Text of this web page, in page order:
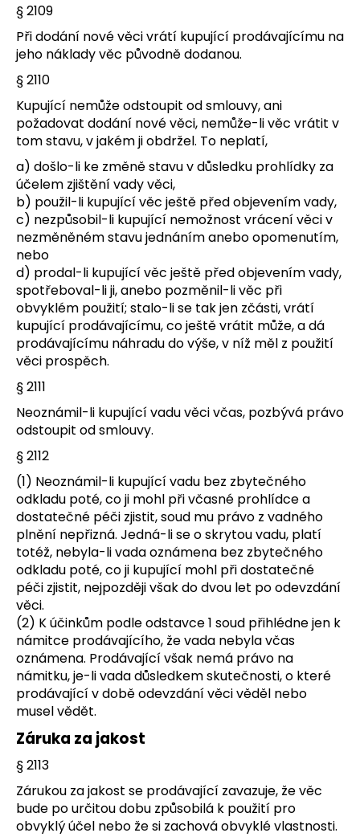
§ 2109
Při dodání nové věci vrátí kupující prodávajícímu na
jeho náklady věc původně dodanou.
§ 2110
Kupující nemůže odstoupit od smlouvy, ani
požadovat dodání nové věci, nemůže-li věc vrátit v
tom stavu, v jakém ji obdržel. To neplatí,
a) došlo-li ke změně stavu v důsledku prohlídky za
účelem zjištění vady věci,
b) použil-li kupující věc ještě před objevením vady,
c) nezpůsobil-li kupující nemožnost vrácení věci v
nezměněném stavu jednáním anebo opomenutím,
nebo
d) prodal-li kupující věc ještě před objevením vady,
spotřeboval-li ji, anebo pozměnil-li věc při
obvyklém použití; stalo-li se tak jen zčásti, vrátí
kupující prodávajícímu, co ještě vrátit může, a dá
prodávajícímu náhradu do výše, v níž měl z použití
věci prospěch.
§ 2111
Neoznámil-li kupující vadu věci včas, pozbývá právo
odstoupit od smlouvy.
§ 2112
(1) Neoznámil-li kupující vadu bez zbytečného
odkladu poté, co ji mohl při včasné prohlídce a
dostatečné péči zjistit, soud mu právo z vadného
plnění nepřizná. Jedná-li se o skrytou vadu, platí
totéž, nebyla-li vada oznámena bez zbytečného
odkladu poté, co ji kupující mohl při dostatečné
péči zjistit, nejpozději však do dvou let po odevzdání
věci.
(2) K účinkům podle odstavce 1 soud přihlédne jen k
námitce prodávajícího, že vada nebyla včas
oznámena. Prodávající však nemá právo na
námitku, je-li vada důsledkem skutečnosti, o které
prodávající v době odevzdání věci věděl nebo
musel vědět.
Záruka za jakost
§ 2113
Zárukou za jakost se prodávající zavazuje, že věc
bude po určitou dobu způsobilá k použití pro
obvyklý účel nebo že si zachová obvyklé vlastnosti.